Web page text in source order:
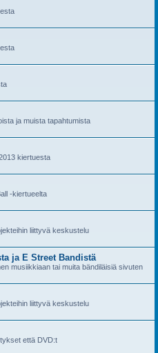
ja muista tapahtumista
kiertuesta
-kiertueelta
liittyvä keskustelu
ja E Street Bandistä
musiikkiaan tai muita bändiläisiä sivuten
liittyvä keskustelu
että DVD:t